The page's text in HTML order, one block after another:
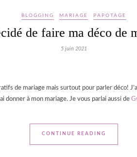
BLOGGING MARIAGE PAPOTAGE
de faire ma déco de
5 juin 2021
de mariage mais surtout pour parler déco!
donner à mon mariage. Je vous parlai aussi de
CONTINUE READING